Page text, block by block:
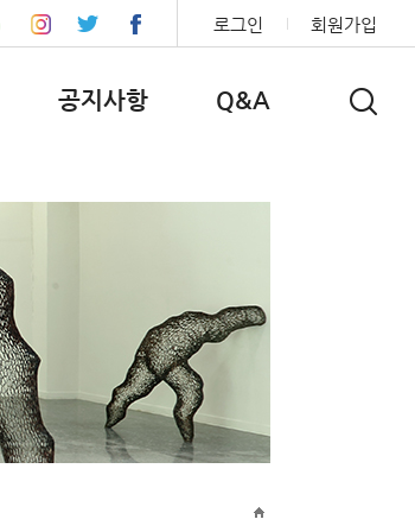
로그인 회원가입
공지사항 Q&A